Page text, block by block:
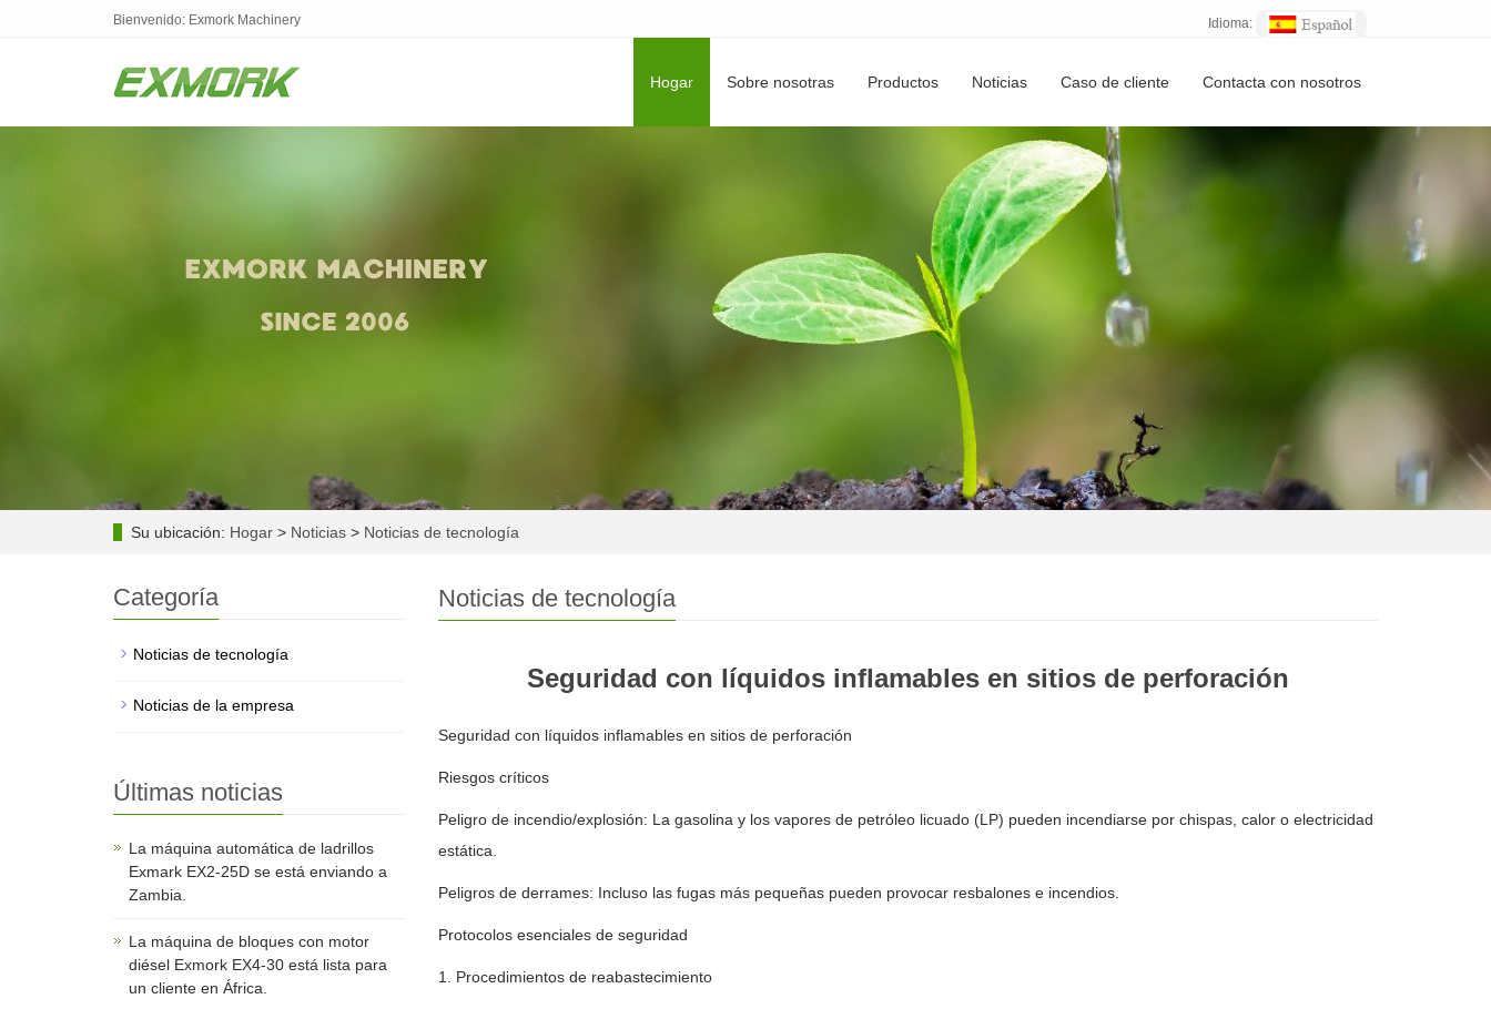
Bienvenido: Exmork Machinery Idioma:
Hogar Sobre nosotras Productos Noticias Caso de cliente Contacta con nosotros
Su ubicación: Hogar > Noticias > Noticias de tecnología
Noticias de tecnología
Seguridad con líquidos inflamables en sitios de perforación
Seguridad con líquidos inflamables en sitios de perforación
Riesgos críticos
Peligro de incendio/explosión: La gasolina y los vapores de petróleo licuado (LP) pueden incendiarse por chispas, calor o electricidad
estática.
Peligros de derrames: Incluso las fugas más pequeñas pueden provocar resbalones e incendios.
Protocolos esenciales de seguridad
1. Procedimientos de reabastecimiento
Categoría
Noticias de tecnología
Noticias de la empresa
Últimas noticias
La máquina automática de ladrillos
Exmark EX2-25D se está enviando a
Zambia.
La máquina de bloques con motor
diésel Exmork EX4-30 está lista para
un cliente en África.